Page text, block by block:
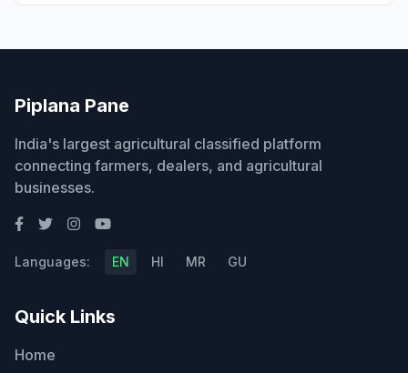
Piplana Pane
India's largest agricultural classified platform
connecting farmers, dealers, and agricultural
businesses.
Languages: EN HI MR GU
Quick Links
Home